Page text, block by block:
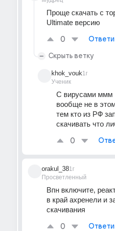
Проще скачать с
Ultimate версию
0
Скрыть ветку
khok_vouk
Ученик
1г
С вирусами ммм
вообще не в
тем кто из РФ
скачивать что
0
orakul_38
Просветленный
1г
Впн включите,
в край ахренели и
скачивания
0